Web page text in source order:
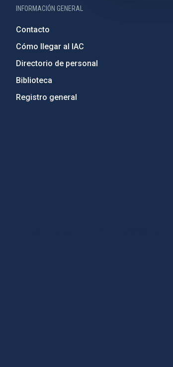
INFORMACIÓN GENERAL
Contacto
Cómo llegar al IAC
Directorio de personal
Biblioteca
Registro general